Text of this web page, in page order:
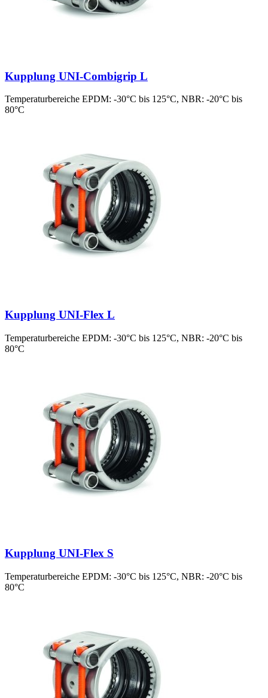
Kupplung UNI-Combigrip L
Temperaturbereiche EPDM: -30°C bis 125°C, NBR: -20°C bis
80°C
Kupplung UNI-Flex L
Temperaturbereiche EPDM: -30°C bis 125°C, NBR: -20°C bis
80°C
Kupplung UNI-Flex S
Temperaturbereiche EPDM: -30°C bis 125°C, NBR: -20°C bis
80°C